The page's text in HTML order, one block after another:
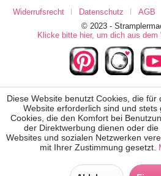
Widerrufsrecht Datenschutz AGB
© 2023 -
Klicke bitte hier, um dich aus dem
Diese Website benutzt Cookies, die
Website erforderlich sind und stets
Cookies, die den Komfort bei
der Direktwerbung dienen oder
Websites und sozialen Netzwerken
mit Ihrer Zustimmung gesetzt.